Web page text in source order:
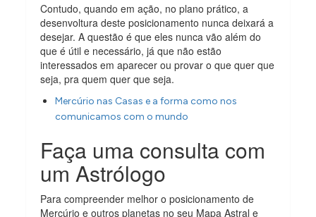
Contudo, quando em ação, no plano prático, a
desenvoltura deste posicionamento nunca deixará a
desejar. A questão é que eles nunca vão além do
que é útil e necessário, já que não estão
interessados em aparecer ou provar o que quer que
seja, pra quem quer que seja.
Mercúrio nas Casas e a forma como nos
comunicamos com o mundo
Faça uma consulta com
um Astrólogo
Para compreender melhor o posicionamento de
Mercúrio e outros planetas no seu Mapa Astral e